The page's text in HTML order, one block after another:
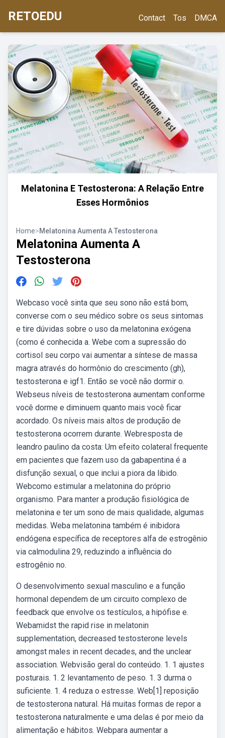
RETOEDU Contact Tos DMCA
Melatonina E Testosterona: A Relação Entre
Esses Hormônios
Home>Melatonina Aumenta A Testosterona
Melatonina Aumenta A
Testosterona
Webcaso você sinta que seu sono não está bom,
converse com o seu médico sobre os seus sintomas
e tire dúvidas sobre o uso da melatonina exógena
(como é conhecida a. Webe com a supressão do
cortisol seu corpo vai aumentar a síntese de massa
magra através do hormônio do crescimento (gh),
testosterona e igf1. Então se você não dormir o.
Webseus níveis de testosterona aumentam conforme
você dorme e diminuem quanto mais você ficar
acordado. Os níveis mais altos de produção de
testosterona ocorrem durante. Webresposta de
leandro paulino da costa: Um efeito colateral frequente
em pacientes que fazem uso da gabapentina é a
disfunção sexual, o que inclui a piora da libido.
Webcomo estimular a melatonina do próprio
organismo. Para manter a produção fisiológica de
melatonina e ter um sono de mais qualidade, algumas
medidas. Weba melatonina também é inibidora
endógena específica de receptores alfa de estrogênio
via calmodulina 29, reduzindo a influência do
estrogênio no.
O desenvolvimento sexual masculino e a função
hormonal dependem de um circuito complexo de
feedback que envolve os testículos, a hipófise e.
Webamidst the rapid rise in melatonin
supplementation, decreased testosterone levels
amongst males in recent decades, and the unclear
association. Webvisão geral do conteúdo. 1. 1 ajustes
posturais. 1. 2 levantamento de peso. 1. 3 durma o
suficiente. 1. 4 reduza o estresse. Web[1] reposição
de testosterona natural. Há muitas formas de repor a
testosterona naturalmente e uma delas é por meio da
alimentação e hábitos. Webpara aumentar a